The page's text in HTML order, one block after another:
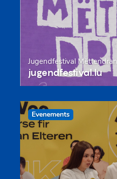
Jugendfestival Mëttendran
jugendfestival.lu
Evenements